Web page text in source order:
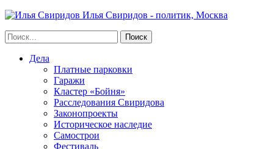
Илья Свиридов - политик, Москва
Дела
Платные парковки
Гаражи
Кластер «Бойня»
Расследования Свиридова
Законопроекты
Историческое наследие
Самострои
Фестиваль